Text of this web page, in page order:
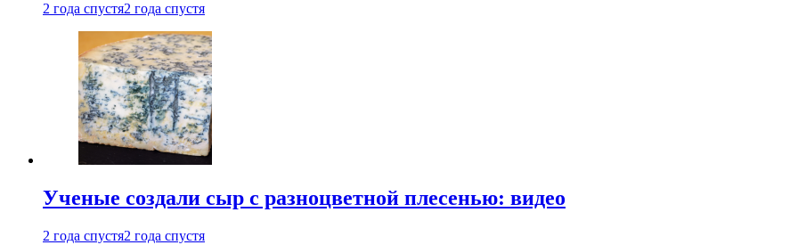
2 года спустя2 года спустя
Ученые создали сыр с разноцветной плесенью: видео
2 года спустя2 года спустя